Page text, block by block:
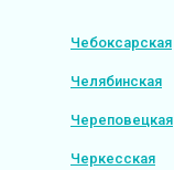
Чебоксарская
Челябинская
Череповецкая
Черкесская